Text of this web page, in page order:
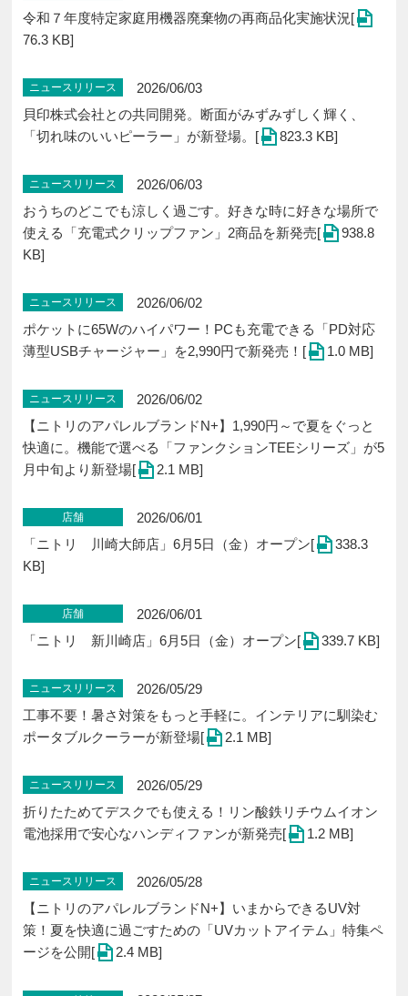
令和７年度特定家庭用機器廃棄物の再商品化実施状況[
76.3 KB]
ニュースリリース
2026/06/03
貝印株式会社との共同開発。断面がみずみずしく輝く、
「切れ味のいいピーラー」が新登場。[
823.3 KB]
ニュースリリース
2026/06/03
おうちのどこでも涼しく過ごす。好きな時に好きな場所で
使える「充電式クリップファン」2商品を新発売[
938.8
KB]
ニュースリリース
2026/06/02
ポケットに65Wのハイパワー！PCも充電できる「PD対応
薄型USBチャージャー」を2,990円で新発売！[
1.0 MB]
ニュースリリース
2026/06/02
【ニトリのアパレルブランドN+】1,990円～で夏をぐっと
快適に。機能で選べる「ファンクションTEEシリーズ」が5
月中旬より新登場[
2.1 MB]
店舗
2026/06/01
「ニトリ 川崎大師店」6⽉5⽇（金）オープン[
338.3
KB]
店舗
2026/06/01
「ニトリ 新川崎店」6⽉5⽇（金）オープン[
339.7 KB]
ニュースリリース
2026/05/29
工事不要！暑さ対策をもっと手軽に。インテリアに馴染む
ポータブルクーラーが新登場[
2.1 MB]
ニュースリリース
2026/05/29
折りたためてデスクでも使える！リン酸鉄リチウムイオン
電池採用で安心なハンディファンが新発売[
1.2 MB]
ニュースリリース
2026/05/28
【ニトリのアパレルブランドN+】いまからできるUV対
策！夏を快適に過ごすための「UVカットアイテム」特集ペ
ージを公開[
2.4 MB]